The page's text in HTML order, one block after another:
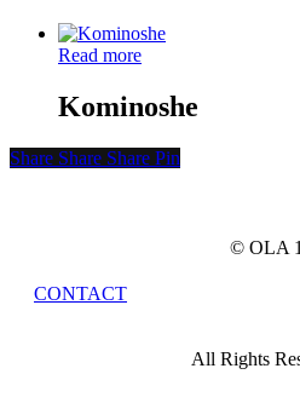
Read more
Kominoshe
Share
Share Share Share Pin
© OLA
CONTACT
All Rights